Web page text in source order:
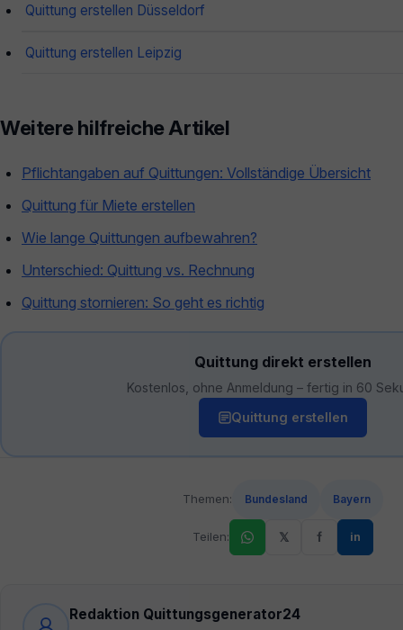
Quittung erstellen Düsseldorf
Quittung erstellen Leipzig
Weitere hilfreiche Artikel
Pflichtangaben auf Quittungen: Vollständige Übersicht
Quittung für Miete erstellen
Wie lange Quittungen aufbewahren?
Unterschied: Quittung vs. Rechnung
Quittung stornieren: So geht es richtig
Quittung direkt erstellen
Kostenlos, ohne Anmeldung – fertig in 60
Quittung erstellen
Themen: Bundesland Bayern
Teilen: 𝕏 f in
Redaktion Quittungsgenerator24